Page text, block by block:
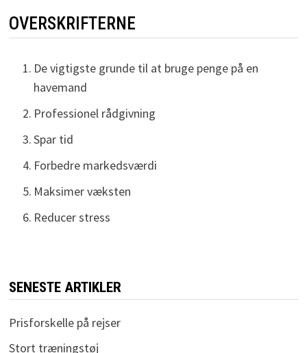
OVERSKRIFTERNE
De vigtigste grunde til at bruge penge på en
havemand
Professionel rådgivning
Spar tid
Forbedre markedsværdi
Maksimer væksten
Reducer stress
SENESTE ARTIKLER
Prisforskelle på rejser
Stort træningstøj